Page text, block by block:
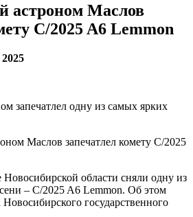
астроном Маслов
C/2025 A6 Lemmon
запечатлел одну из самых ярких
области сняли одну из
– C/2025 A6 Lemmon. Об этом
государственного